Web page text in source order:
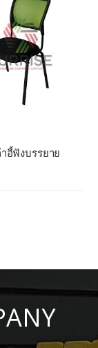
าอี้ฟังบรรยาย